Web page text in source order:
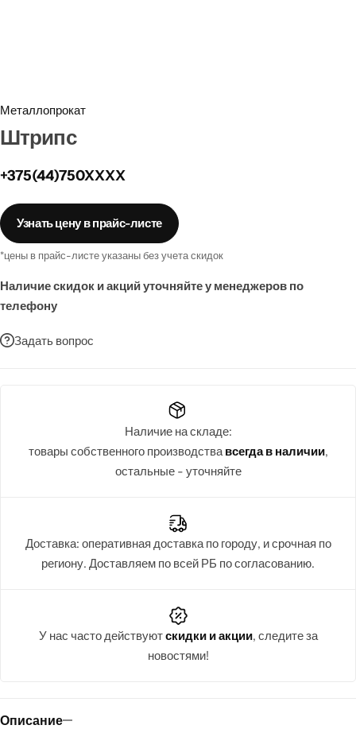
Металлопрокат
Штрипс
+375(44)750XXXX
Узнать цену в прайс-листе
*цены в прайс-листе указаны без учета скидок
Наличие скидок и акций уточняйте у менеджеров по
телефону
Задать вопрос
Наличие на складе:
товары собственного производства всегда в наличии,
остальные - уточняйте
Доставка: оперативная доставка по городу, и срочная по
региону. Доставляем по всей РБ по согласованию.
У нас часто действуютскидки и акции, следите за
новостями!
Описание
Террасная доска